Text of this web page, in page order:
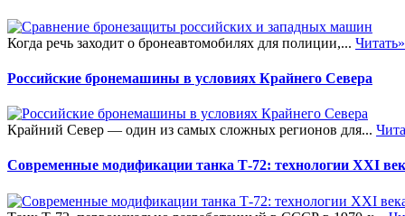
Когда речь заходит о бронеавтомобилях для полиции,... Читать»
Российские бронемашины в условиях Крайнего Севера
Крайний Север — один из самых сложных регионов для...
Современные модификации танка Т-72: технологии XXI